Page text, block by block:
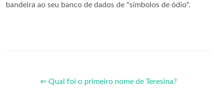
bandeira ao seu banco de dados de "símbolos de ódio".
⇐ Qual foi o primeiro nome de Teresina?